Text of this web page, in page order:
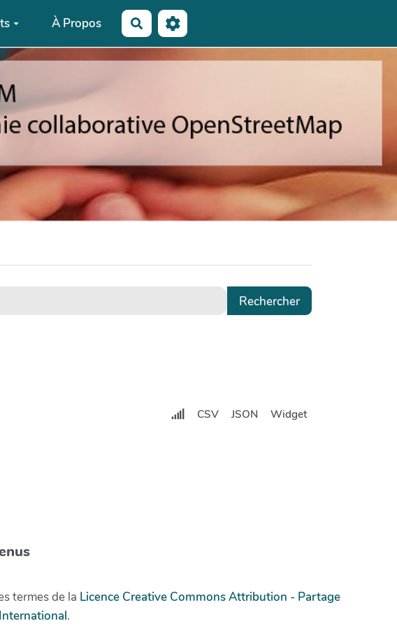
À Propos Rechercher
CSV JSON Widget
termes de la Licence Creative Commons Attribution - Partage
.